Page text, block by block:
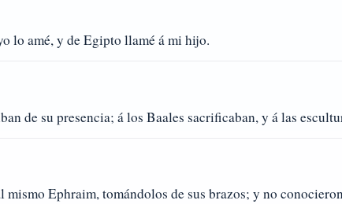
lo amé, y de Egipto llamé á mi hijo.
de su presencia; á los Baales sacrificaban, y á las
mismo Ephraim, tomándolos de sus brazos; y no